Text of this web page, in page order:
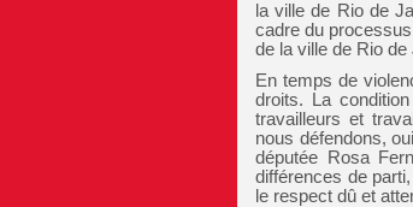
la ville de Rio de
cadre du
de la ville de Rio
En temps de
droits. La
travailleurs et
nous défendons,
députée Rosa
différences de
le respect dû et